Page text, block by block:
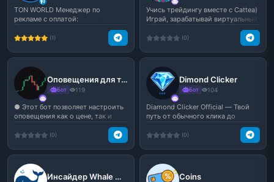
TON WORLD Менеджер по
рекламе с оплатой:
(1)
Учись трейдингу вместе с Cattea)
Играй, зарабатывай виртуальный
(0)
Оповещения для трейдинга
Бот 119
● Этот бот позволяет настроить
оповещения как о цене, так и
(0)
Dimond Clicker
Бот 104
Diamond Clicker Official — Твой
путь от обычного клика до
(0)
Инсайдер Whale Monitor🚨 Coins